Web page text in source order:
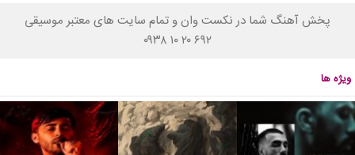
پخش آهنگ شما در نکست وان و تمام سایت های معتبر موسیقی
۰۹۳۸ ۱۰ ۲۰ ۶۹۲
ویژه ها